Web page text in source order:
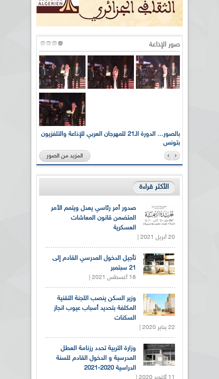
صور الإذاعة
بالصور... الدورة الـ21 للمهرجان العربي للإذاعة والتلفزيون
بتونس
المزيد من الصور
الأكثر قراءة
صدور أمر رئاسي يعدل ويتمم الأمر
المتضمن قانون المعاشات
العسكرية
20 أبريل 2021 |
تأجيل الدخول المدرسي القادم إلى
21 سبتمبر
18 أغسطس 2021 |
وزير السكن ينصب اللجنة التقنية
المكلفة بتحديد أسباب عيوب انجاز
السكنات
22 يناير 2020 |
وزارة التربية تحدد رزنامة العطل
المدرسية و الدخول القادم للسنة
الدراسية 2020-2021
11 أكتوبر 2020 |